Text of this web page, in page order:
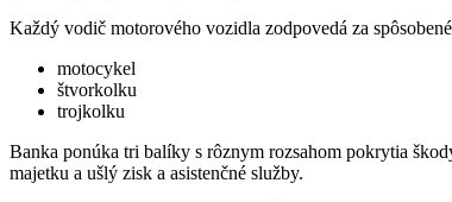
Každý vodič motorového vozidla zodpovedá za
motocykel
štvorkolku
trojkolku
Banka ponúka tri balíky s rôznym rozsahom pokrytia
majetku a ušlý zisk a asistenčné služby.